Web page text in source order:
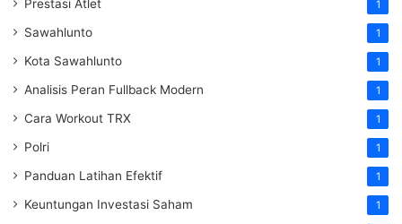
Prestasi Atlet 1
Sawahlunto 1
Kota Sawahlunto 1
Analisis Peran Fullback Modern 1
Cara Workout TRX 1
Polri 1
Panduan Latihan Efektif 1
Keuntungan Investasi Saham 1